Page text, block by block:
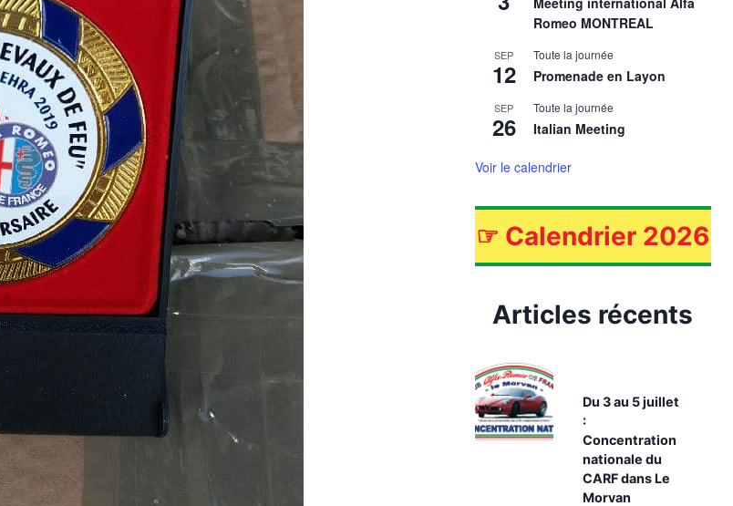
Romeo MONTREAL
SEP
12
Toute la journée
Promenade en Layon
SEP
26
Toute la journée
Italian Meeting
Voir le calendrier
☞ Calendrier 2026
Articles récents
Du 3 au 5 juillet
:
Concentration
nationale du
CARF dans Le
Morvan